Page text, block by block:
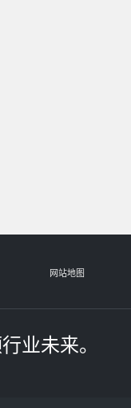
网站地图
业未来。